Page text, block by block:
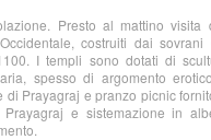
Presto al mattino visita
costruiti dai sovrani
I templi sono dotati di
spesso di argomento
di Prayagraj e pranzo picnic
e sistemazione in